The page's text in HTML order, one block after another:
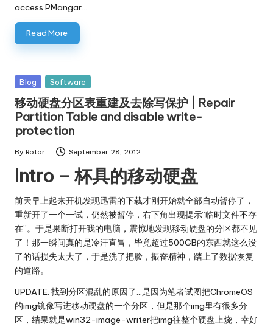
access PMangar.…
Read More
Posted
Blog Software
移动硬盘分区表重建及去除写保护 | Repair
Partition Table and disable write-
protection
Posted
by
By Rotar September 28, 2012
Intro – 杯具的移动硬盘
前天早上起来开机发现迅雷的下载才刚开始就全部自动暂停了，
重新开了一个一试，仍然被暂停，右下角出现提示“临时文件不存
在”。于是果断打开我的电脑，震惊地发现移动硬盘的分区都不见
了！那一瞬间真的是冷汗直冒，毕竟超过500GB的东西就这么没
了的话损失太大了，于是洗了把脸，振奋精神，踏上了数据恢复
的道路。
UPDATE: 找到分区混乱的原因了…是因为笔者试图把ChromeOS
的img镜像写进移动硬盘的一个分区，但是那个img里有很多分
区，结果就是win32-image-writer把img往整个硬盘上烧，幸好